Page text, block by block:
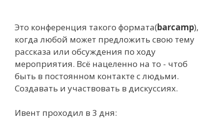
Это конференция такого формата(barcamp),
когда любой может предложить свою тему
рассказа или обсуждения по ходу
мероприятия. Всё нацеленно на то - чтоб
быть в постоянном контакте с людьми.
Создавать и участвовать в дискуссиях.
Ивент проходил в 3 дня: